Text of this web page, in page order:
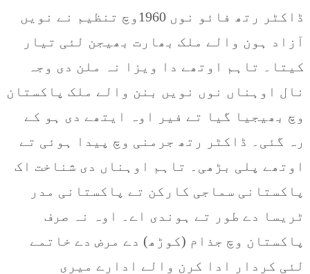
ڈاکٹر رتھ فائو نوں 1960وچ تنظیم نے نویں
آزاد ہون والے ملک بھارت بھیجن لئی تیار
کیتا۔ تاہم اوتھے دا ویزا نہ ملن دی وجہ
نال اوہناں نوں نویں بنن والے ملک پاکستان
وچ بھیجیا گیا تے فیر اوہ ایتھے دی ہو کے
رہ گئی۔ ڈاکٹر رتھ جرمنی وچ پیدا ہوئی تے
اوتھے پلی بڑھی۔ تاہم اوہناں دی شناخت اک
پاکستانی سماجی کارکن تے پاکستانی مدر
ٹریسا دے طور تے ہوندی اے۔ اوہ نہ صرف
پاکستان وچ جذام (کوڑھ) دے مرض دے خاتمے
لئی کردار ادا کرن والے ادارے میری